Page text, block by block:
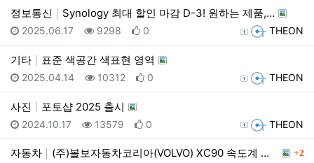
정보통신 Synology 최대 할인 마감 D-3! 원하는 제품,…
등록자 THEON
등록일
2025.06.17 조회
9298 추천
0
기타 표준 색공간 색표현 영역
등록자 THEON
등록일
2025.04.14 조회
10312 추천
0
사진 포토샵 2025 출시
등록자 THEON
등록일
2024.10.17 조회
13579 추천
0
자동차 (주)볼보자동차코리아(VOLVO) XC90 속도계 오… 댓글
2